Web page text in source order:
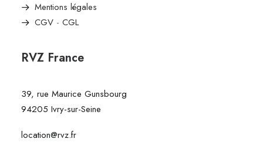
Mentions légales
CGV- CGL
RVZ France
39, rue Maurice Gunsbourg
94205 Ivry-sur-Seine
location@rvz.fr